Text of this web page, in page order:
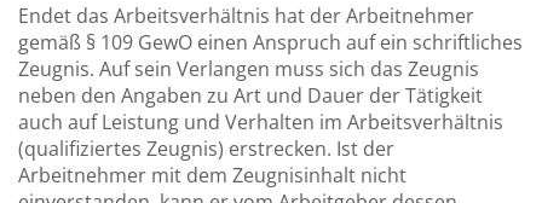
Endet das Arbeitsverhältnis hat der Arbeitnehmer
gemäß § 109 GewO einen Anspruch auf ein schriftliches
Zeugnis. Auf sein Verlangen muss sich das Zeugnis
neben den Angaben zu Art und Dauer der Tätigkeit
auch auf Leistung und Verhalten im Arbeitsverhältnis
(qualifiziertes Zeugnis) erstrecken. Ist der
Arbeitnehmer mit dem Zeugnisinhalt nicht